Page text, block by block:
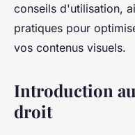
conseils d'utilisation,
pratiques pour
vos contenus visuels.
Introduction
droit